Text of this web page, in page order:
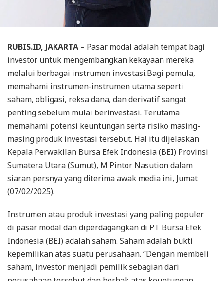
RUBIS.ID, JAKARTA – Pasar modal adalah tempat bagi
investor untuk mengembangkan kekayaan mereka
melalui berbagai instrumen investasi.Bagi pemula,
memahami instrumen-instrumen utama seperti
saham, obligasi, reksa dana, dan derivatif sangat
penting sebelum mulai berinvestasi. Terutama
memahami potensi keuntungan serta risiko masing-
masing produk investasi tersebut. Hal itu dijelaskan
Kepala Perwakilan Bursa Efek Indonesia (BEI) Provinsi
Sumatera Utara (Sumut), M Pintor Nasution dalam
siaran persnya yang diterima awak media ini, Jumat
(07/02/2025).
Instrumen atau produk investasi yang paling populer
di pasar modal dan diperdagangkan di PT Bursa Efek
Indonesia (BEI) adalah saham. Saham adalah bukti
kepemilikan atas suatu perusahaan. “Dengan membeli
saham, investor menjadi pemilik sebagian dari